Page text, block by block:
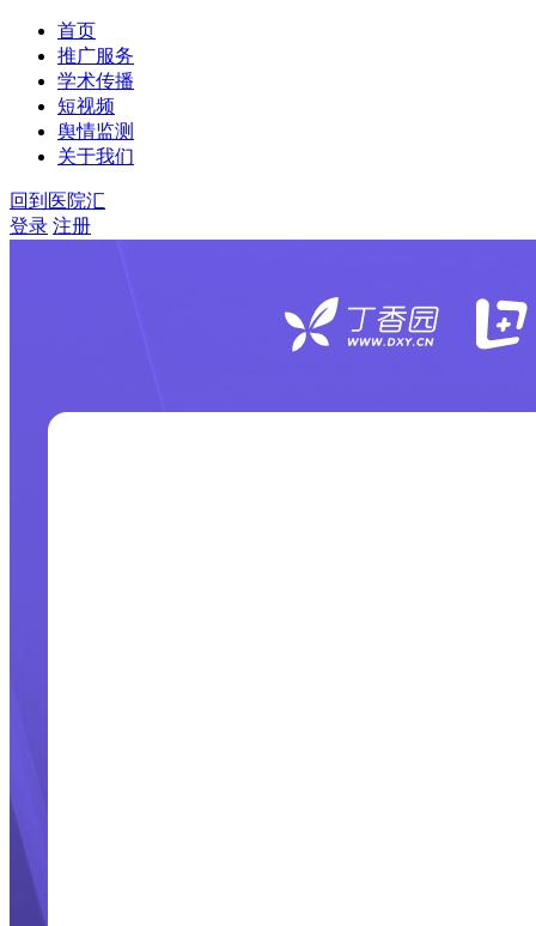
首页
推广服务
学术传播
短视频
舆情监测
关于我们
回到医院汇
登录 注册